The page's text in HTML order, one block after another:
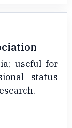
useful for
status